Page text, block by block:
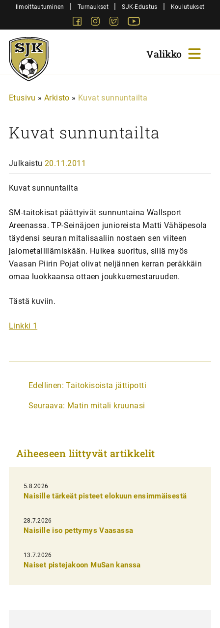
SiirryIlmoittautuminen | Turnaukset | SJK-Edustus | Koulutukset
FacebookInstagram
Twitter
Sjk-
Juniorit
Etusivu » Arkisto » Kuvat sunnuntailta
Kuvat sunnuntailta
Julkaistu 20.11.2011
Kuvat sunnuntailta
SM-taitokisat päättyivät sunnuntaina Wallsport
Areenassa. TP-Seinäjoen junioreista Matti Vähäpesola
täydensi seuran mitalisaaliin nostaen sen viiteen
jalometallilämiskään. Huikea suoritus, sillä myös
Vaasan Piirin Pojat olivat neljännen kerran peräkkäin
omaa luokkaansa ottaen joukkuemestaruuden.
Tästä kuviin.
Linkki 1
A
t
k
e
l
i
e
n
e
Edellinen: Taitokisoista jättipotti
Seuraava: Matin mitali kruunasi
Aiheeseen liittyvät artikkelit
5.8.2026
Naisille tärkeät pisteet elokuun ensimmäisestä
28.7.2026
Naisille iso pettymys Vaasassa
13.7.2026
Naiset pistejakoon MuSan kanssa